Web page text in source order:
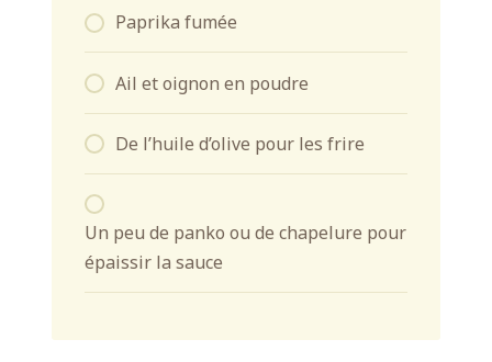
Paprika fumée
Ail et oignon en poudre
De l’huile d’olive pour les frire
Un peu de panko ou de chapelure pour
épaissir la sauce